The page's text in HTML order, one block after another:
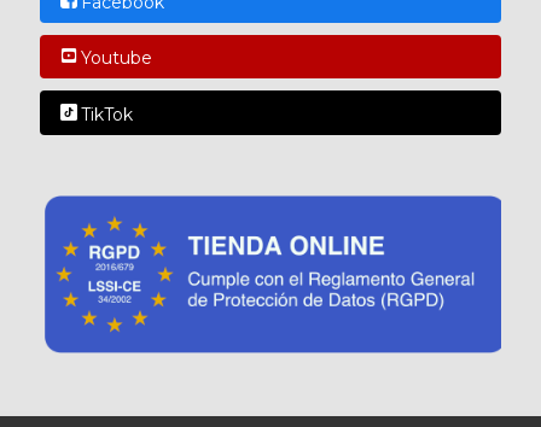
Youtube
TikTok